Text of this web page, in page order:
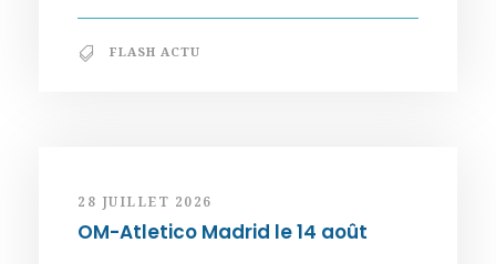
FLASH ACTU
28 JUILLET 2026
OM-Atletico Madrid le 14 août